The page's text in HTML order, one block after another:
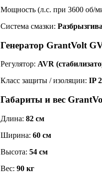
Мощность (л.с. при 3600 об/
Система смазки:
Генератор GrantVolt
Регулятор: AVR
Класс защиты / изоляции: IP
Габариты и вес
Длина: 82 см
Ширина: 60 см
Высота: 54 см
Вес: 90 кг